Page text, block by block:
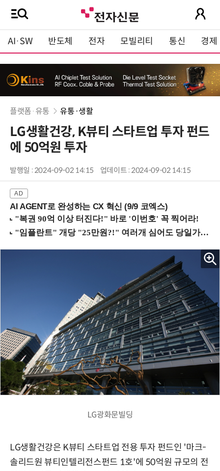
AI·SW 반도체 전자 모빌리티 통신 경제
플랫폼·유통 유통·생활
LG생활건강, K뷰티 스타트업 투자 펀드
에 50억원 투자
발행일 : 2024-09-02 14:15 업데이트 : 2024-09-02 14:15
AI AGENT로 완성하는 CX 혁신 (9/9 코엑스)
LG광화문빌딩
LG생활건강은 K뷰티 스타트업 전용 투자 펀드인 '마크-
솔리드원 뷰티인텔리전스펀드 1호'에 50억원 규모의 전